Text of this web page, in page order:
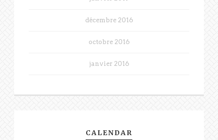
décembre 2016
octobre 2016
janvier 2016
CALENDAR